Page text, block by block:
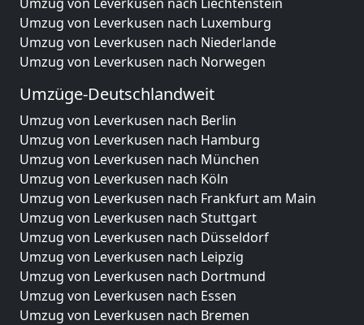
Umzug von Leverkusen nach Luxemburg
Umzug von Leverkusen nach Niederlande
Umzug von Leverkusen nach Norwegen
Umzüge-Deutschlandweit
Umzug von Leverkusen nach Berlin
Umzug von Leverkusen nach Hamburg
Umzug von Leverkusen nach München
Umzug von Leverkusen nach Köln
Umzug von Leverkusen nach Frankfurt am Main
Umzug von Leverkusen nach Stuttgart
Umzug von Leverkusen nach Düsseldorf
Umzug von Leverkusen nach Leipzig
Umzug von Leverkusen nach Dortmund
Umzug von Leverkusen nach Essen
Umzug von Leverkusen nach Bremen